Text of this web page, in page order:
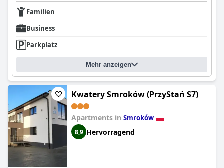
Familien
Business
Parkplatz
Mehr anzeigen
Kwatery Smroków (PrzyStań S7)
Apartments in Smroków
8,9 Hervorragend